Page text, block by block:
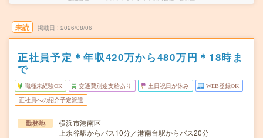
未読 掲載日 2026/08/06
正社員予定＊年収420万から480万円＊18時ま
で
職種未経験OK 交通費別途支給あり 土日祝日が休み WEB登録OK
正社員への紹介予定派遣
勤務地
横浜市港南区
上永谷駅からバス10分／港南台駅からバス20分